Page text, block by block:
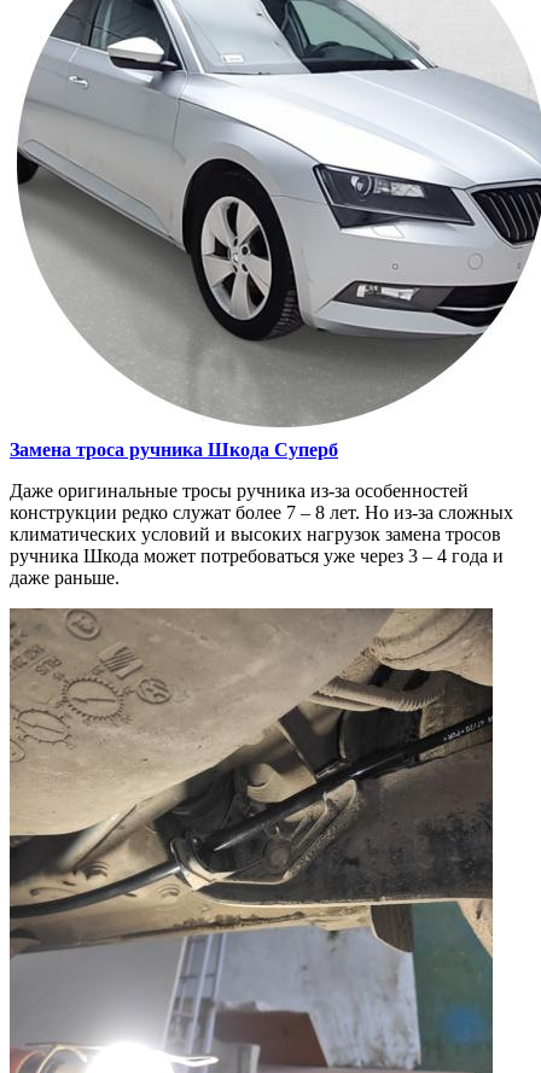
Замена троса ручника Шкода Суперб
Даже оригинальные тросы ручника из-за особенностей
конструкции редко служат более 7 – 8 лет. Но из-за сложных
климатических условий и высоких нагрузок замена тросов
ручника Шкода может потребоваться уже через 3 – 4 года и
даже раньше.